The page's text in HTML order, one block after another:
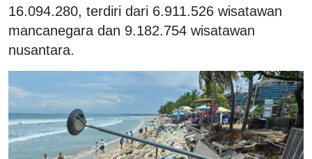
16.094.280, terdiri dari 6.911.526 wisatawan
mancanegara dan 9.182.754 wisatawan
nusantara.